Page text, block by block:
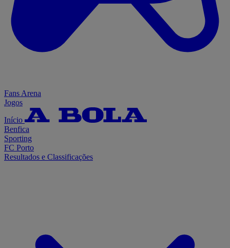
Fans Arena
Jogos
Início
Benfica
Sporting
FC Porto
Resultados e Classificações